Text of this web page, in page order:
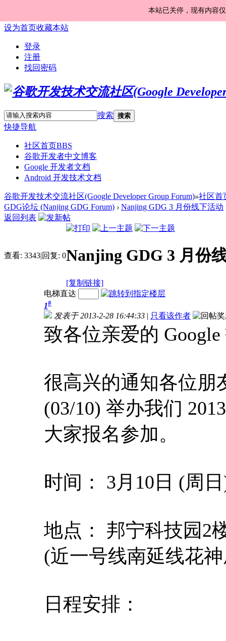
本站已关停，现有内容
设为首页收藏本站
登录
注册
找回密码
搜索 搜索
快捷导航
社区首页BBS
谷歌开发者中文博客
Google 开发者文档
Android 开发技术文档
谷歌开发技术交流社区(Google Developer Group Forum)»社区首
GDG论坛 (Nanjing GDG Forum) › Nanjing GDG 3 月份线下活动
返回列表
查看: 3343|回复: 0Nanjing GDG 3 月份
[复制链接]
电梯直达
1#
发表于 2013-2-28 16:44:33 | 只看该作者
致各位亲爱的
很高兴的通知各位朋
(03/10) 举办我们
大家报名参加。
时间： 3月10日 (周
地点： 邦宁科技园2
(近一号线南延线花
日程安排：